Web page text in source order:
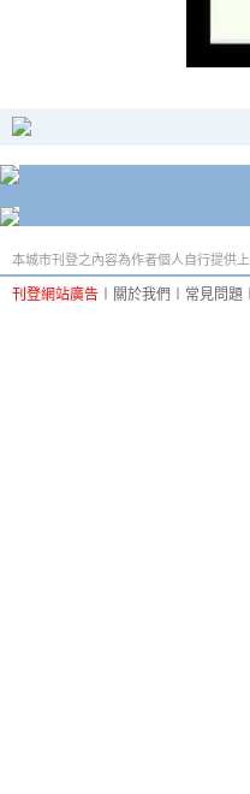
本城市刊登之內容為作者個人自行提供
刊登網站廣告 關於我們 常見問題